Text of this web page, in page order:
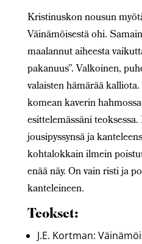
Kristinuskon nousun
Väinämöisestä ohi.
maalannut aiheesta
pakanuus”. Valkoinen,
valaisten hämärää
komean kaverin
esittelemässäni
jousipyssynsä ja
kohtalokkain ilmein
enää näy. On vain risti ja
kanteleineen.
Teokset:
J.E. Kortman: